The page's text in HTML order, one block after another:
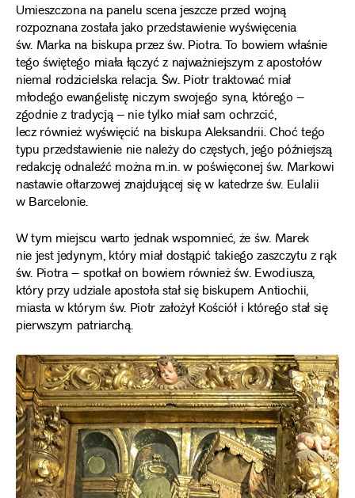
Umieszczona na panelu scena jeszcze przed wojną
rozpoznana została jako przedstawienie wyświęcenia
św. Marka na biskupa przez św. Piotra. To bowiem właśnie
tego świętego miała łączyć z najważniejszym z apostołów
niemal rodzicielska relacja. Św. Piotr traktować miał
młodego ewangelistę niczym swojego syna, którego –
zgodnie z tradycją – nie tylko miał sam ochrzcić,
lecz również wyświęcić na biskupa Aleksandrii. Choć tego
typu przedstawienie nie należy do częstych, jego późniejszą
redakcję odnaleźć można m.in. w poświęconej św. Markowi
nastawie ołtarzowej znajdującej się w katedrze św. Eulalii
w Barcelonie.
W tym miejscu warto jednak wspomnieć, że św. Marek
nie jest jedynym, który miał dostąpić takiego zaszczytu z rąk
św. Piotra – spotkał on bowiem również św. Ewodiusza,
który przy udziale apostoła stał się biskupem Antiochii,
miasta w którym św. Piotr założył Kościół i którego stał się
pierwszym patriarchą.